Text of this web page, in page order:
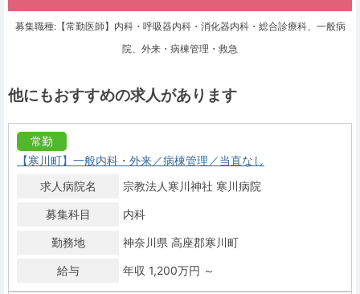
募集職種:【常勤医師】内科・呼吸器内科・消化器内科・総合診療科、一般病
院、外来・病棟管理・救急
他にもおすすめの求人があります
常勤
【寒川町】一般内科・外来／病棟管理／当直なし
求人病院名
宗教法人寒川神社 寒川病院
募集科目 内科
勤務地 神奈川県 高座郡寒川町
給与 年収 1,200万円 ～